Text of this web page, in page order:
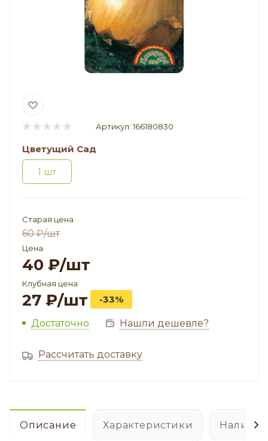
Артикул: 166180830
Цветущий Сад
1 шт
Старая цена
60₽/шт
Цена
40 ₽/шт
Клубная цена
27 ₽/шт -33%
Достаточно Нашли дешевле?
Рассчитать доставку
Описание Характеристики